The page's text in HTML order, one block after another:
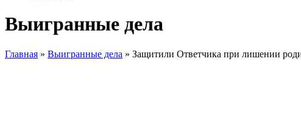
Выигранные дела
Главная » Выигранные дела » Защитили Ответчика при лишении